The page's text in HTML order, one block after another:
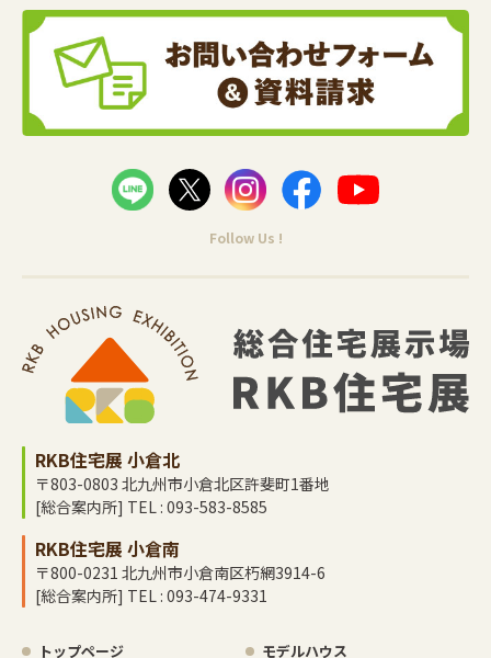
Follow Us !
RKB住宅展 小倉北
〒803-0803 北九州市小倉北区許斐町1番地
[総合案内所] TEL : 093-583-8585
RKB住宅展 小倉南
〒800-0231 北九州市小倉南区朽網3914-6
[総合案内所] TEL : 093-474-9331
トップページ モデルハウス